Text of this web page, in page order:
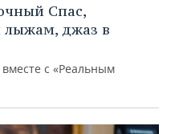
Спас,
лыжам, джаз в
с «Реальным